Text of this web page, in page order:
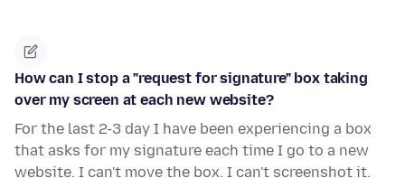
How can I stop a "request for signature" box taking
over my screen at each new website?
For the last 2-3 day I have been experiencing a box
that asks for my signature each time I go to a new
website. I can't move the box. I can't screenshot it.